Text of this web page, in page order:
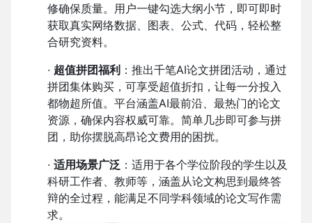
修确保质量。用户一键勾选大纲小节，即可即时
获取真实网络数据、图表、公式、代码，轻松整
合研究资料。
· 超值拼团福利 ：推出千笔AI论文拼团活动，通过
拼团集体购买，可享受超值折扣，让每一分投入
都物超所值。平台涵盖AI最前沿、最热门的论文
资源，确保内容权威可靠。简单几步即可参与拼
团，助你摆脱高昂论文费用的困扰。
· 适用场景广泛 ：适用于各个学位阶段的学生以及
科研工作者、教师等，涵盖从论文构思到最终答
辩的全过程，能满足不同学科领域的论文写作需
求。